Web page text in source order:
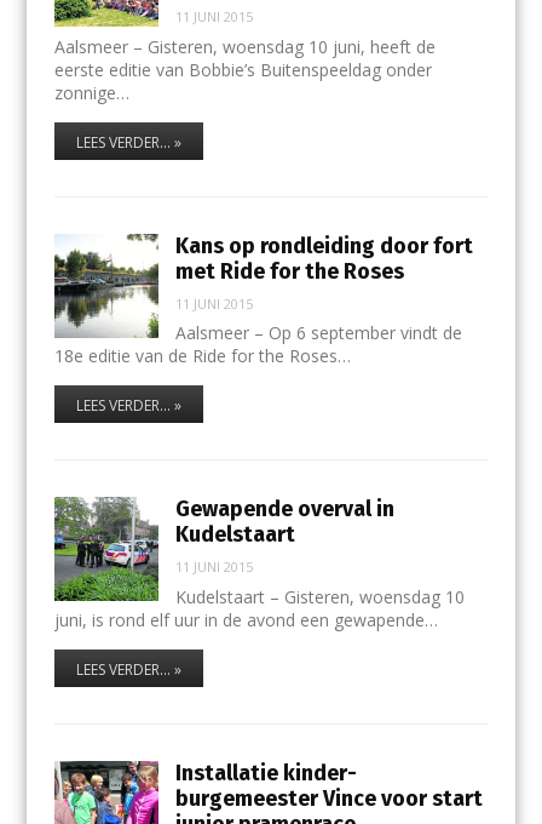
11 JUNI 2015
Aalsmeer – Gisteren, woensdag 10 juni, heeft de
eerste editie van Bobbie’s Buitenspeeldag onder
zonnige…
LEES VERDER... »
Kans op rondleiding door fort
met Ride for the Roses
11 JUNI 2015
Aalsmeer – Op 6 september vindt de
18e editie van de Ride for the Roses…
LEES VERDER... »
Gewapende overval in
Kudelstaart
11 JUNI 2015
Kudelstaart – Gisteren, woensdag 10
juni, is rond elf uur in de avond een gewapende…
LEES VERDER... »
Installatie kinder-
burgemeester Vince voor start